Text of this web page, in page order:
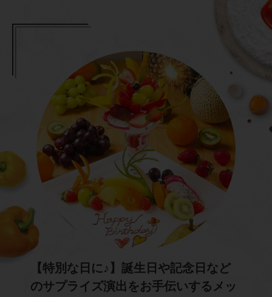
【特別な日に♪】誕生日や記念日など
のサプライズ演出をお手伝いするメッ